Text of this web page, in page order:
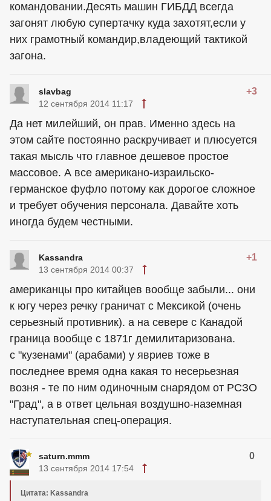
командовании.Десять машин ГИБДД всегда
загонят любую супертачку куда захотят,если у
них грамотный командир,владеющий тактикой
загона.
slavbag +3
12 сентября 2014 11:17
Да нет милейший, он прав. Именно здесь на
этом сайте постоянно раскручивает и плюсуется
такая мысль что главное дешевое простое
массовое. А все американо-израильско-
германское фуфло потому как дорогое сложное
и требует обучения персонала. Давайте хоть
иногда будем честными.
Kassandra +1
13 сентября 2014 00:37
американцы про китайцев вообще забыли... они
к югу через речку граничат с Мексикой (очень
серьезный противник). а на севере с Канадой
граница вообще с 1871г демилитаризована.
с "кузенами" (арабами) у явриев тоже в
последнее время одна какая то несерьезная
возня - те по ним одиночным снарядом от РСЗО
"Град", а в ответ цельная воздушно-наземная
наступательная спец-операция.
saturn.mmm 0
13 сентября 2014 17:54
Цитата: Kassandra